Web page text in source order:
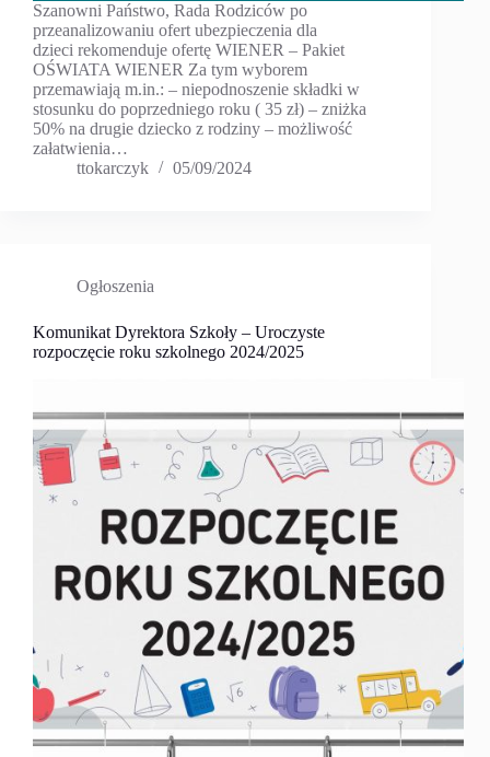
Szanowni Państwo, Rada Rodziców po
przeanalizowaniu ofert ubezpieczenia dla
dzieci rekomenduje ofertę WIENER – Pakiet
OŚWIATA WIENER Za tym wyborem
przemawiają m.in.: – niepodnoszenie składki w
stosunku do poprzedniego roku ( 35 zł) – zniżka
50% na drugie dziecko z rodziny – możliwość
załatwienia…
ttokarczyk
05/09/2024
Ogłoszenia
Komunikat Dyrektora Szkoły – Uroczyste
rozpoczęcie roku szkolnego 2024/2025